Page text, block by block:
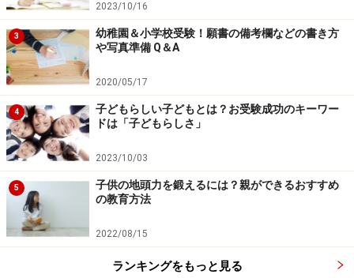
2023/10/16
3
幼稚園＆小学校受験！願書の備考欄などの書き方
や写真準備 Q＆A
2020/05/17
4
子どもらしい子どもとは？お受験成功のキーワー
ドは「子どもらしさ」
2023/10/03
5
子供の地頭力を鍛えるには？親ができるおすすめ
の教育方法
2022/08/15
ランキングをもっと見る